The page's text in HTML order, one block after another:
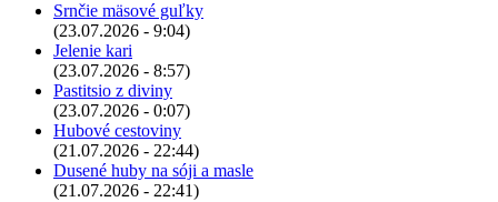
Srnčie mäsové guľky
(23.07.2026 - 9:04)
Jelenie kari
(23.07.2026 - 8:57)
Pastitsio z diviny
(23.07.2026 - 0:07)
Hubové cestoviny
(21.07.2026 - 22:44)
Dusené huby na sóji a masle
(21.07.2026 - 22:41)